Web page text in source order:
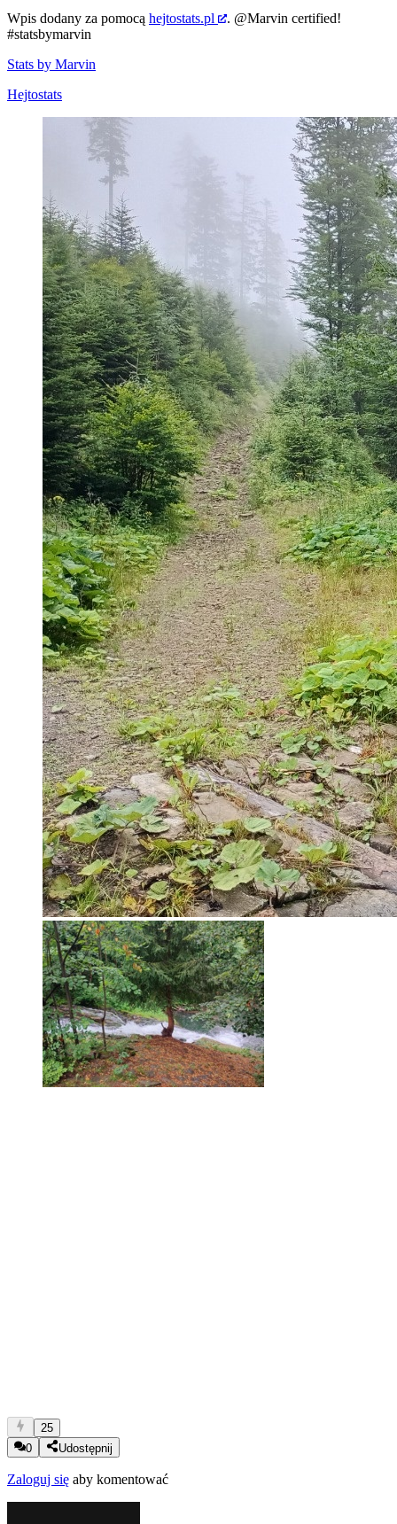
Wpis dodany za pomocą hejtostats.pl . @Marvin certified!
#statsbymarvin
Stats by Marvin
Hejtostats
25
0
Udostępnij
Zaloguj się aby komentować